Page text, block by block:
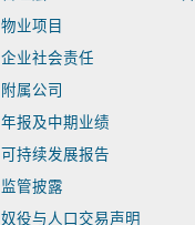
物业项目
企业社会责任
附属公司
年报及中期业绩
可持续发展报告
监管披露
奴役与人口交易声明